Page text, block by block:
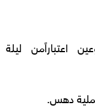
اعتباراًمن ليلة
دهس.